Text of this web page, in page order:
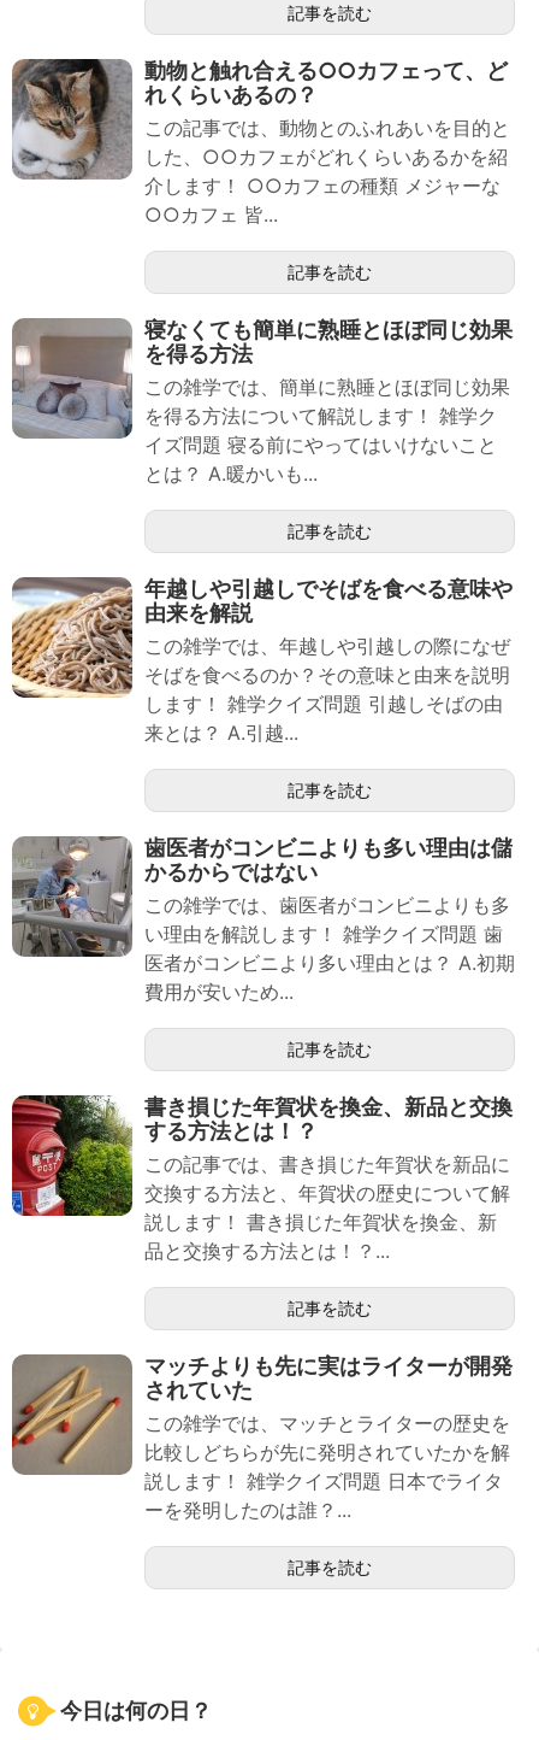
記事を読む
動物と触れ合える○○カフェって、ど
れくらいあるの？
この記事では、動物とのふれあいを目的と
した、○○カフェがどれくらいあるかを紹
介します！ ○○カフェの種類 メジャーな
○○カフェ 皆...
記事を読む
寝なくても簡単に熟睡とほぼ同じ効果
を得る方法
この雑学では、簡単に熟睡とほぼ同じ効果
を得る方法について解説します！ 雑学ク
イズ問題 寝る前にやってはいけないこと
とは？ A.暖かいも...
記事を読む
年越しや引越しでそばを食べる意味や
由来を解説
この雑学では、年越しや引越しの際になぜ
そばを食べるのか？その意味と由来を説明
します！ 雑学クイズ問題 引越しそばの由
来とは？ A.引越...
記事を読む
歯医者がコンビニよりも多い理由は儲
かるからではない
この雑学では、歯医者がコンビニよりも多
い理由を解説します！ 雑学クイズ問題 歯
医者がコンビニより多い理由とは？ A.初期
費用が安いため...
記事を読む
書き損じた年賀状を換金、新品と交換
する方法とは！？
この記事では、書き損じた年賀状を新品に
交換する方法と、年賀状の歴史について解
説します！ 書き損じた年賀状を換金、新
品と交換する方法とは！？...
記事を読む
マッチよりも先に実はライターが開発
されていた
この雑学では、マッチとライターの歴史を
比較しどちらが先に発明されていたかを解
説します！ 雑学クイズ問題 日本でライタ
ーを発明したのは誰？...
記事を読む
今日は何の日？